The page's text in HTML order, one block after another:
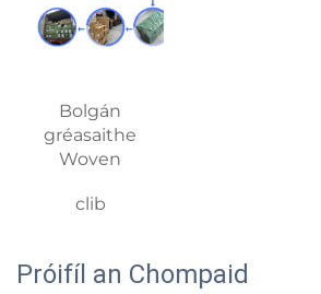
Bolgán
gréasaithe
Woven
clib
Próifíl an Chompaid